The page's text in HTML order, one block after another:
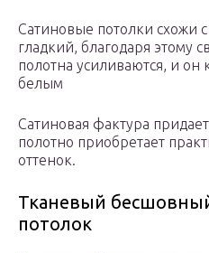
Сатиновые потолки схожи
гладкий, благодаря этому
полотна усиливаются, и он
белым
Сатиновая фактура
полотно приобретает
оттенок.
Тканевый
потолок